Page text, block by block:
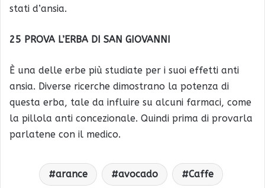
stati d’ansia.
25 PROVA L’ERBA DI SAN GIOVANNI
È una delle erbe più studiate per i suoi effetti anti
ansia. Diverse ricerche dimostrano la potenza di
questa erba, tale da influire su alcuni farmaci, come
la pillola anti concezionale. Quindi prima di provarla
parlatene con il medico.
arance avocado Caffe